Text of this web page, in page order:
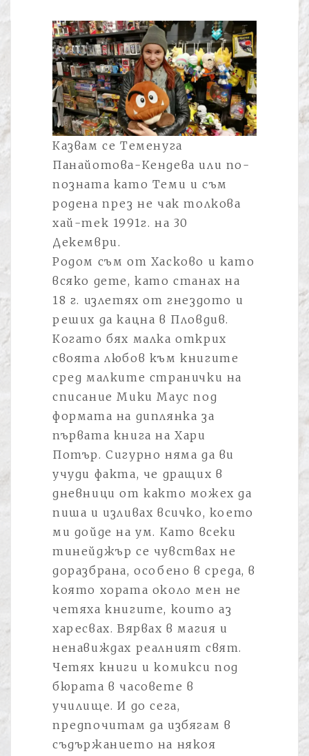
Казвам се Теменуга
Панайотова-Кендева или по-
позната като Теми и съм
родена през не чак толкова
хай-тек 1991г. на 30
Декември.
Родом съм от Хасково и като
всяко дете, като станах на
18 г. излетях от гнездото и
реших да кацна в Пловдив.
Когато бях малка открих
своята любов към книгите
сред малките странички на
списание Мики Маус под
формата на диплянка за
първата книга на Хари
Потър. Сигурно няма да ви
учуди факта, че дращих в
дневници от както можех да
пиша и изливах всичко, което
ми дойде на ум. Като всеки
тинейджър се чувствах не
доразбрана, особено в среда, в
която хората около мен не
четяха книгите, които аз
харесвах. Вярвах в магия и
ненавиждах реалният свят.
Четях книги и комикси под
бюрата в часовете в
училище. И до сега,
предпочитам да избягам в
съдържанието на някоя